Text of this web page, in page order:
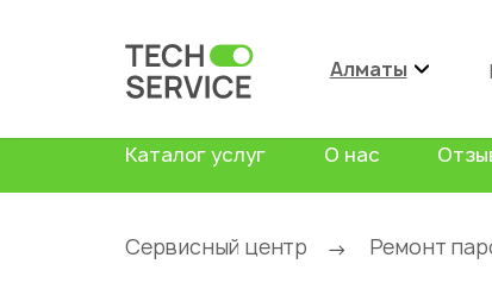
Алматы
Каталог услуг О нас
Сервисный центр → Ремонт